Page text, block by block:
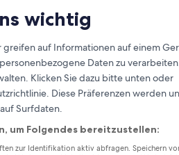
wichtig
auf Informationen auf einem
Daten zu
Klicken Sie dazu bitte unten oder
Diese Präferenzen werden
Surfdaten.
um Folgendes bereitzustellen:
zur Identifikation aktiv abfragen. Speichern